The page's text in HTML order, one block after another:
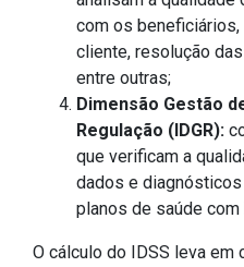
com os
cliente, resolução
entre outras;
Dimensão Gestão
Regulação (IDGR):
que verificam a
dados e
planos de saúde
O cálculo do IDSS leva em